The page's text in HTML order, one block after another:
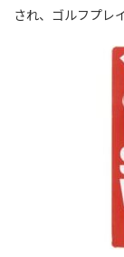
され、ゴルフプレ